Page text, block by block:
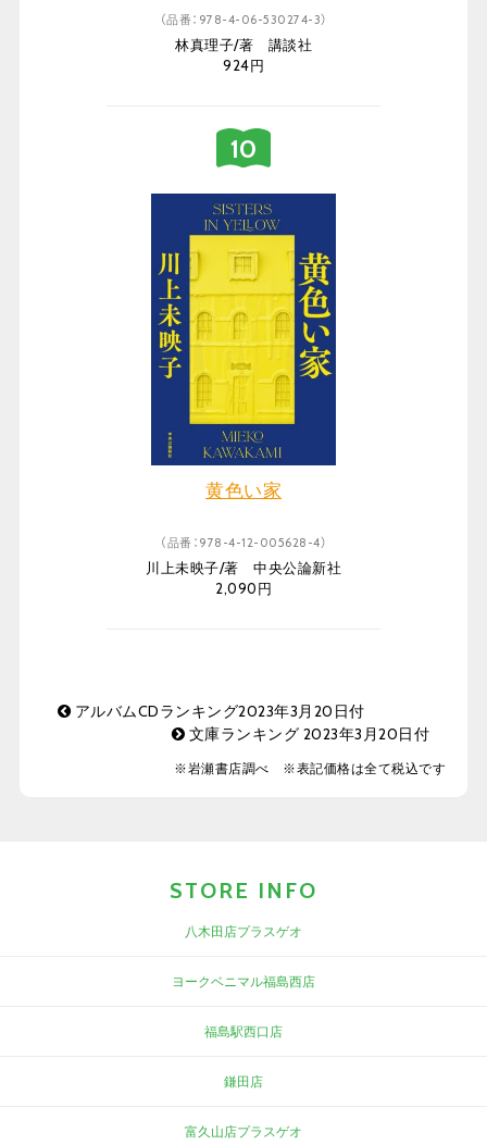
（品番：978-4-06-530274-3）
林真理子/著 講談社
924円
黄色い家
（品番：978-4-12-005628-4）
川上未映子/著 中央公論新社
2,090円
アルバムCDランキング2023年3月20日付
文庫ランキング 2023年3月20日付
※岩瀬書店調べ ※表記価格は全て税込です
STORE INFO
八木田店プラスゲオ
ヨークベニマル福島西店
福島駅西口店
鎌田店
富久山店プラスゲオ